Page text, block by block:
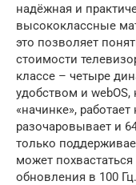
надёжная и
высококлассные
это позволяет
стоимости
классе – четыре
удобством и
«начинке»,
разочаровывает и
только
может
обновления в 100 Гц.